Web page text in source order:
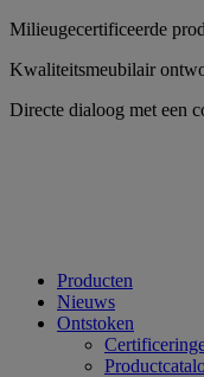
Ga
inhoud
Milieugecertificeerde
Kwaliteitsmeubilair
Directe dialoog met een
Producten
Nieuws
Ontstoken